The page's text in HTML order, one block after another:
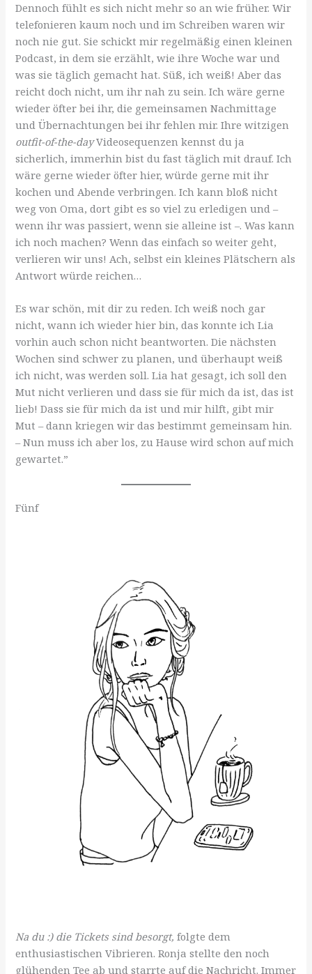
Dennoch fühlt es sich nicht mehr so an wie früher. Wir
telefonieren kaum noch und im Schreiben waren wir
noch nie gut. Sie schickt mir regelmäßig einen kleinen
Podcast, in dem sie erzählt, wie ihre Woche war und
was sie täglich gemacht hat. Süß, ich weiß! Aber das
reicht doch nicht, um ihr nah zu sein. Ich wäre gerne
wieder öfter bei ihr, die gemeinsamen Nachmittage
und Übernachtungen bei ihr fehlen mir. Ihre witzigen
outfit-of-the-dayVideosequenzen kennst du ja
sicherlich, immerhin bist du fast täglich mit drauf. Ich
wäre gerne wieder öfter hier, würde gerne mit ihr
kochen und Abende verbringen. Ich kann bloß nicht
weg von Oma, dort gibt es so viel zu erledigen und –
wenn ihr was passiert, wenn sie alleine ist –. Was kann
ich noch machen? Wenn das einfach so weiter geht,
verlieren wir uns! Ach, selbst ein kleines Plätschern als
Antwort würde reichen…
Es war schön, mit dir zu reden. Ich weiß noch gar
nicht, wann ich wieder hier bin, das konnte ich Lia
vorhin auch schon nicht beantworten. Die nächsten
Wochen sind schwer zu planen, und überhaupt weiß
ich nicht, was werden soll. Lia hat gesagt, ich soll den
Mut nicht verlieren und dass sie für mich da ist, das ist
lieb! Dass sie für mich da ist und mir hilft, gibt mir
Mut – dann kriegen wir das bestimmt gemeinsam hin.
– Nun muss ich aber los, zu Hause wird schon auf mich
gewartet.”
Fünf
Na du :) die Tickets sind besorgt,folgte dem
enthusiastischen Vibrieren. Ronja stellte den noch
glühenden Tee ab und starrte auf die Nachricht. Immer